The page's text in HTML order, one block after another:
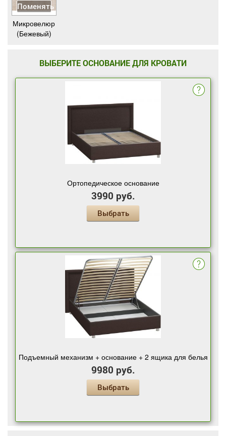
Поменять
Микровелюр
(Бежевый)
ВЫБЕРИТЕ ОСНОВАНИЕ ДЛЯ КРОВАТИ
Ортопедическое основание
3990 руб.
Выбрать
Подъемный механизм + основание + 2 ящика для белья
9980 руб.
Выбрать